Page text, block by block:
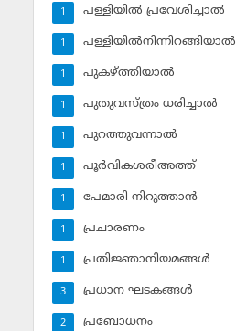
പള്ളിയില്‍ പ്രവേശിച്ചാല്‍
1
പള്ളിയില്‍നിന്നിറങ്ങിയാല്‍
1
പുകഴ്ത്തിയാല്‍
1
പുതുവസ്ത്രം ധരിച്ചാല്‍
1
പുറത്തുവന്നാല്‍
1
പൂര്‍വികശരീഅത്ത്
1
പേമാരി നിറുത്താന്‍
1
പ്രചാരണം
1
പ്രതിജ്ഞാനിയമങ്ങള്‍
1
പ്രധാന ഘടകങ്ങള്‍
3
പ്രബോധനം
2